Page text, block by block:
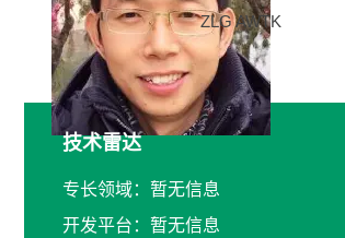
ZLG AWTK
技术雷达
专长领域：暂无信息
开发平台：暂无信息